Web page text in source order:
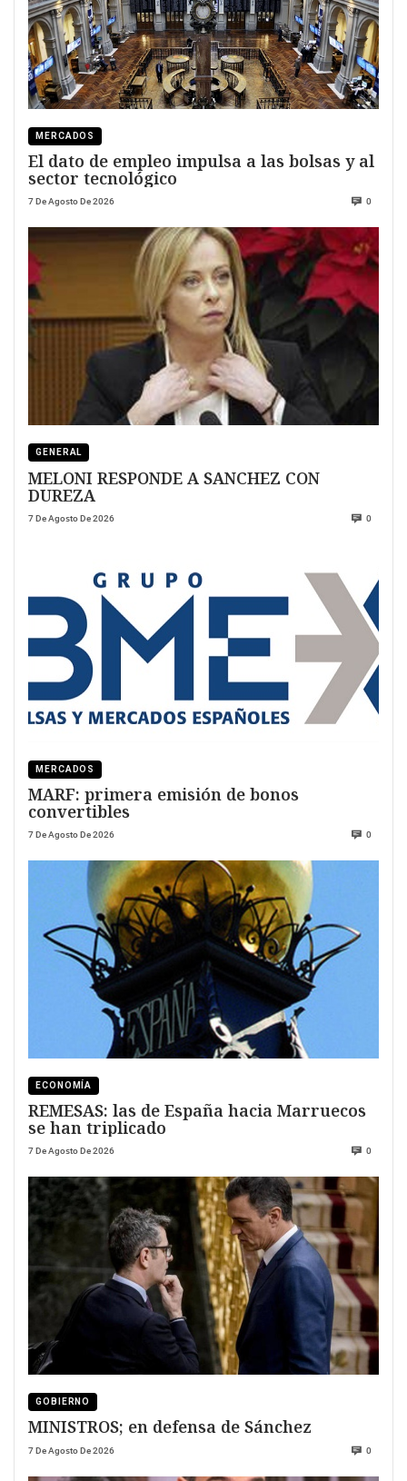
MERCADOS
El dato de empleo impulsa a las bolsas y al
sector tecnológico
7 De Agosto De 2026 0
GENERAL
MELONI RESPONDE A SANCHEZ CON
DUREZA
7 De Agosto De 2026 0
MERCADOS
MARF: primera emisión de bonos
convertibles
7 De Agosto De 2026 0
ECONOMÍA
REMESAS: las de España hacia Marruecos
se han triplicado
7 De Agosto De 2026 0
GOBIERNO
MINISTROS; en defensa de Sánchez
7 De Agosto De 2026 0